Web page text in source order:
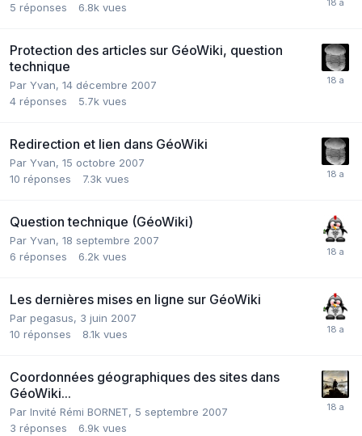
5 réponses 6.8k vues
Protection des articles sur GéoWiki, question
technique
Par Yvan, 14 décembre 2007
4 réponses 5.7k vues
Redirection et lien dans GéoWiki
Par Yvan, 15 octobre 2007
10 réponses 7.3k vues
Question technique (GéoWiki)
Par Yvan, 18 septembre 2007
6 réponses 6.2k vues
Les dernières mises en ligne sur GéoWiki
Par pegasus, 3 juin 2007
10 réponses 8.1k vues
Coordonnées géographiques des sites dans
GéoWiki...
Par Invité Rémi BORNET, 5 septembre 2007
3 réponses 6.9k vues